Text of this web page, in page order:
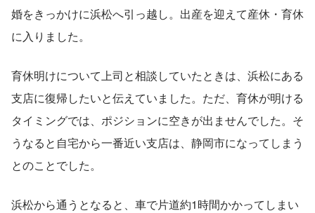
婚をきっかけに浜松へ引っ越し。出産を迎えて産休・育休
に入りました。
育休明けについて上司と相談していたときは、浜松にある
支店に復帰したいと伝えていました。ただ、育休が明ける
タイミングでは、ポジションに空きが出ませんでした。そ
うなると自宅から一番近い支店は、静岡市になってしまう
とのことでした。
浜松から通うとなると、車で片道約1時間かかってしまい